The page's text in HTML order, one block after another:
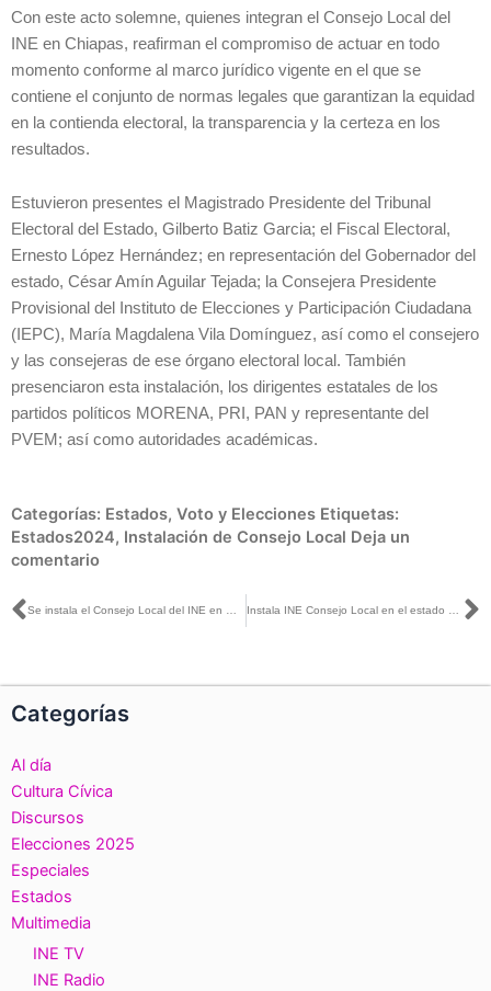
Con este acto solemne, quienes integran el Consejo Local del
INE en Chiapas, reafirman el compromiso de actuar en todo
momento conforme al marco jurídico vigente en el que se
contiene el conjunto de normas legales que garantizan la equidad
en la contienda electoral, la transparencia y la certeza en los
resultados.
Estuvieron presentes el Magistrado Presidente del Tribunal
Electoral del Estado, Gilberto Batiz Garcia; el Fiscal Electoral,
Ernesto López Hernández; en representación del Gobernador del
estado, César Amín Aguilar Tejada; la Consejera Presidente
Provisional del Instituto de Elecciones y Participación Ciudadana
(IEPC), María Magdalena Vila Domínguez, así como el consejero
y las consejeras de ese órgano electoral local. También
presenciaron esta instalación, los dirigentes estatales de los
partidos políticos MORENA, PRI, PAN y representante del
PVEM; así como autoridades académicas.
Categorías: Estados, Voto y Elecciones Etiquetas:
Estados2024, Instalación de Consejo Local Deja un
comentario
Ant
Categorías
Al día
Cultura Cívica
Discursos
Elecciones 2025
Especiales
Estados
Multimedia
INE TV
INE Radio